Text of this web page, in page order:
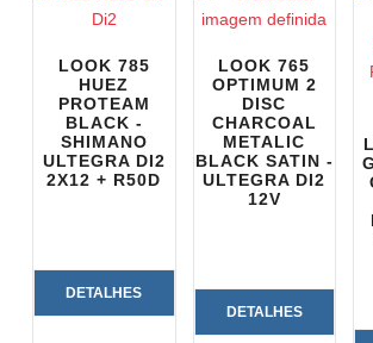
LOOK 785
HUEZ
PROTEAM
BLACK -
SHIMANO
ULTEGRA DI2
2X12 + R50D
DETALHES
LOOK 765
OPTIMUM 2
DISC
CHARCOAL
METALIC
BLACK SATIN -
ULTEGRA DI2
12V
DETALHES